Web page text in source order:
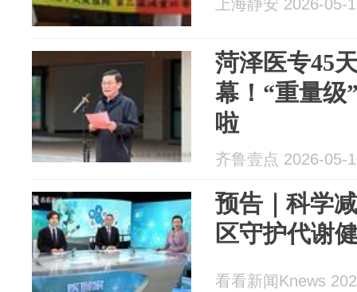
上海静安 2026-05-
菏泽医专45
幕！“重量级
啦
齐鲁壹点 2026-05-
预告｜科学
区守护代谢
看看新闻Knews